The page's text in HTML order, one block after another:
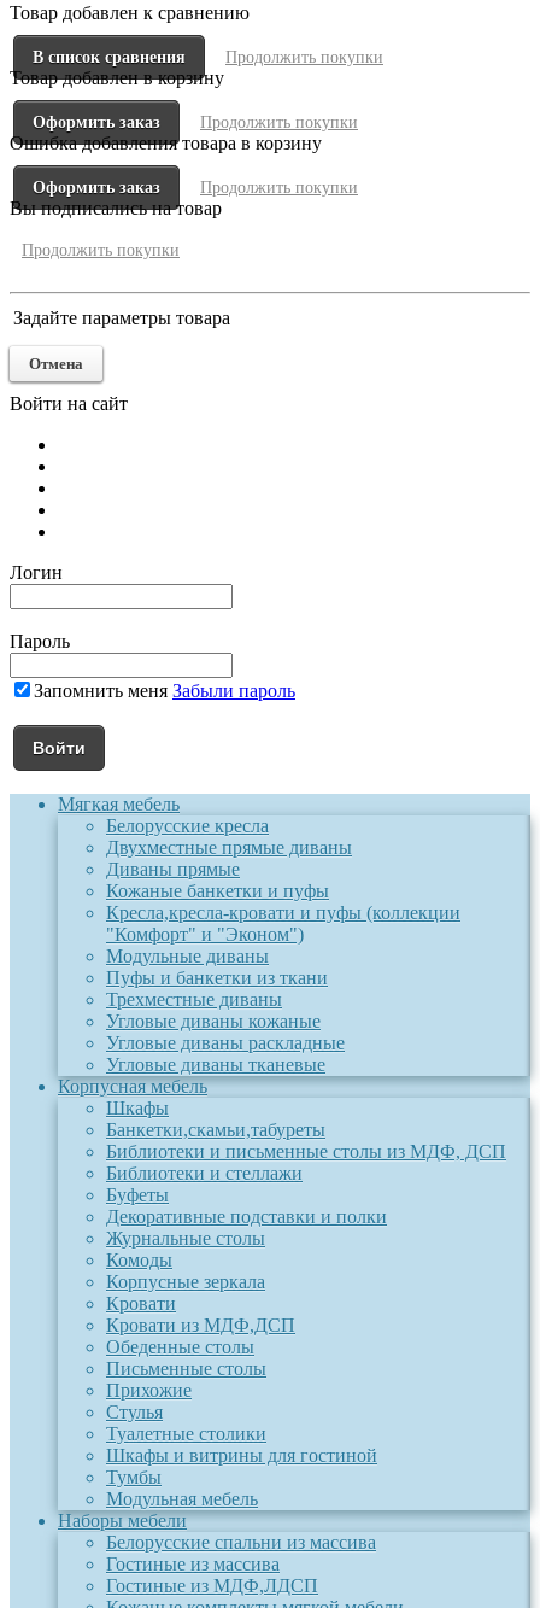
Товар добавлен к сравнению
В список сравнения Продолжить покупки
Товар добавлен в корзину
Оформить заказ Продолжить покупки
Ошибка добавления товара в корзину
Оформить заказ Продолжить покупки
Вы подписались на товар
Продолжить покупки
Задайте параметры товара
Отмена
Войти на сайт
Логин
Пароль
Запомнить меня Забыли пароль
Мягкая мебель
Белорусские кресла
Двухместные прямые диваны
Диваны прямые
Кожаные банкетки и пуфы
Кресла,кресла-кровати и пуфы (коллекции
"Комфорт" и "Эконом")
Модульные диваны
Пуфы и банкетки из ткани
Трехместные диваны
Угловые диваны кожаные
Угловые диваны раскладные
Угловые диваны тканевые
Корпусная мебель
Шкафы
Банкетки,скамьи,табуреты
Библиотеки и письменные столы из МДФ, ДСП
Библиотеки и стеллажи
Буфеты
Декоративные подставки и полки
Журнальные столы
Комоды
Корпусные зеркала
Кровати
Кровати из МДФ,ДСП
Обеденные столы
Письменные столы
Прихожие
Стулья
Туалетные столики
Шкафы и витрины для гостиной
Тумбы
Модульная мебель
Наборы мебели
Белорусские спальни из массива
Гостиные из массива
Гостиные из МДФ,ЛДСП